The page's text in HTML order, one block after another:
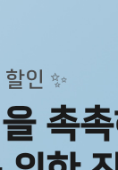
인 ✨
촉